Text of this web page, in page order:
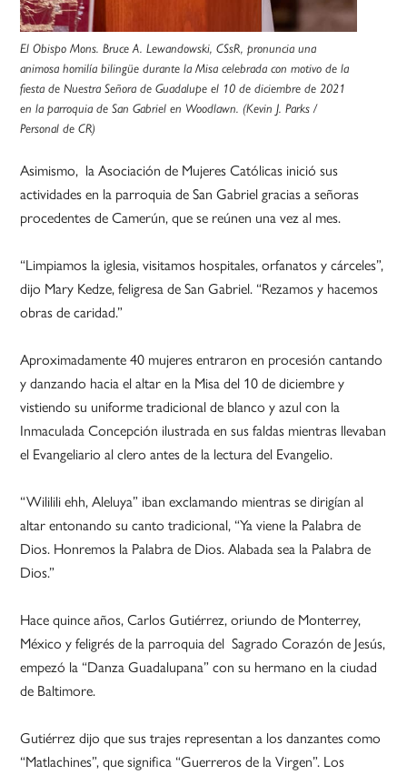
El Obispo Mons. Bruce A. Lewandowski, CSsR, pronuncia una
animosa homilía bilingüe durante la Misa celebrada con motivo de la
fiesta de Nuestra Señora de Guadalupe el 10 de diciembre de 2021
en la parroquia de San Gabriel en Woodlawn. (Kevin J. Parks /
Personal de CR)
Asimismo, la Asociación de Mujeres Católicas inició sus
actividades en la parroquia de San Gabriel gracias a señoras
procedentes de Camerún, que se reúnen una vez al mes.
“Limpiamos la iglesia, visitamos hospitales, orfanatos y cárceles”,
dijo Mary Kedze, feligresa de San Gabriel. “Rezamos y hacemos
obras de caridad.”
Aproximadamente 40 mujeres entraron en procesión cantando
y danzando hacia el altar en la Misa del 10 de diciembre y
vistiendo su uniforme tradicional de blanco y azul con la
Inmaculada Concepción ilustrada en sus faldas mientras llevaban
el Evangeliario al clero antes de la lectura del Evangelio.
“Wililili ehh, Aleluya” iban exclamando mientras se dirigían al
altar entonando su canto tradicional, “Ya viene la Palabra de
Dios. Honremos la Palabra de Dios. Alabada sea la Palabra de
Dios.”
Hace quince años, Carlos Gutiérrez, oriundo de Monterrey,
México y feligrés de la parroquia del Sagrado Corazón de Jesús,
empezó la “Danza Guadalupana” con su hermano en la ciudad
de Baltimore.
Gutiérrez dijo que sus trajes representan a los danzantes como
“Matlachines”, que significa “Guerreros de la Virgen”. Los